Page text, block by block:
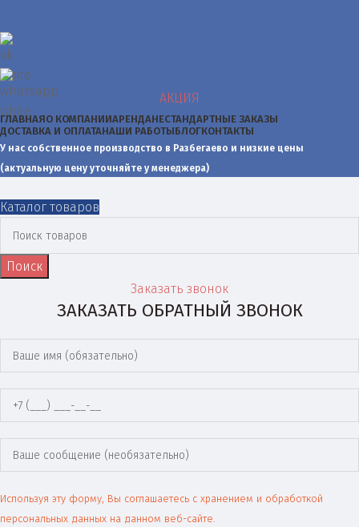
АКЦИЯ
ГЛАВНАЯО КОМПАНИИАРЕНДАНЕСТАНДАРТНЫЕ ЗАКАЗЫ
ДОСТАВКА И ОПЛАТАНАШИ РАБОТЫБЛОГКОНТАКТЫ
У нас собственное производство в Разбегаево и низкие цены
(актуальную цену уточняйте у менеджера)
Каталог товаров
Поиск
Заказать звонок
ЗАКАЗАТЬ ОБРАТНЫЙ ЗВОНОК
Используя эту форму, Вы соглашаетесь с хранением и обработкой
персональных данных на данном веб-сайте.